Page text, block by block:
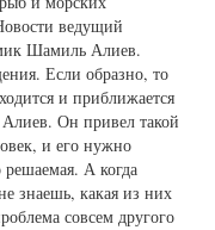
ведущий
Шамиль Алиев.
Если образно, то
и приближается
Он привел такой
и его нужно
решаемая. А когда
знаешь, какая из них
совсем другого